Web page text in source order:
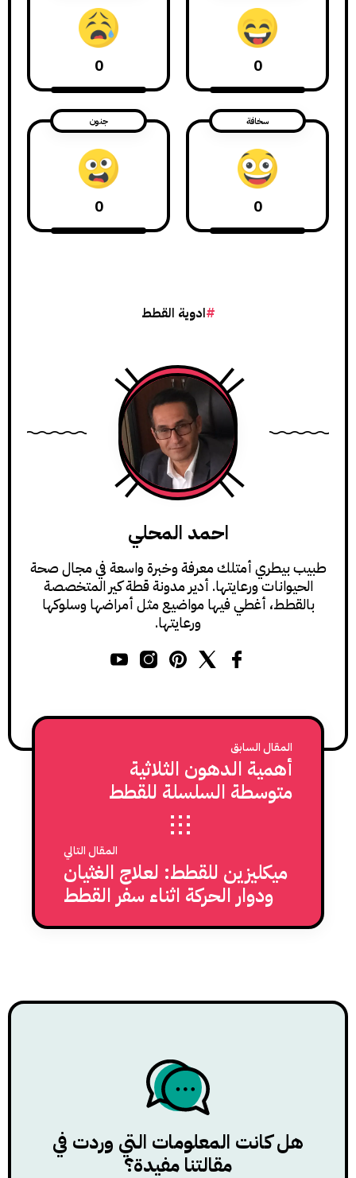
0
0
سخافة
0
جنون
0
ادوية القطط
احمد المحلي
طبيب بيطري أمتلك معرفة وخبرة واسعة في مجال صحة
الحيوانات ورعايتها. أدير مدونة قطة كير المتخصصة
بالقطط، أغطي فيها مواضيع مثل أمراضها وسلوكها
ورعايتها.
المقال السابق
أهمية الدهون الثلاثية
متوسطة السلسلة للقطط
المقال التالي
ميكليزين للقطط: لعلاج الغثيان
ودوار الحركة اثناء سفر القطط
هل كانت المعلومات التي وردت في
مقالتنا مفيدة؟